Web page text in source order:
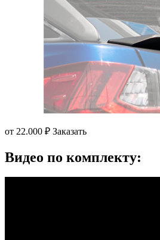
от 22.000 ₽ Заказать
Видео по комплекту: